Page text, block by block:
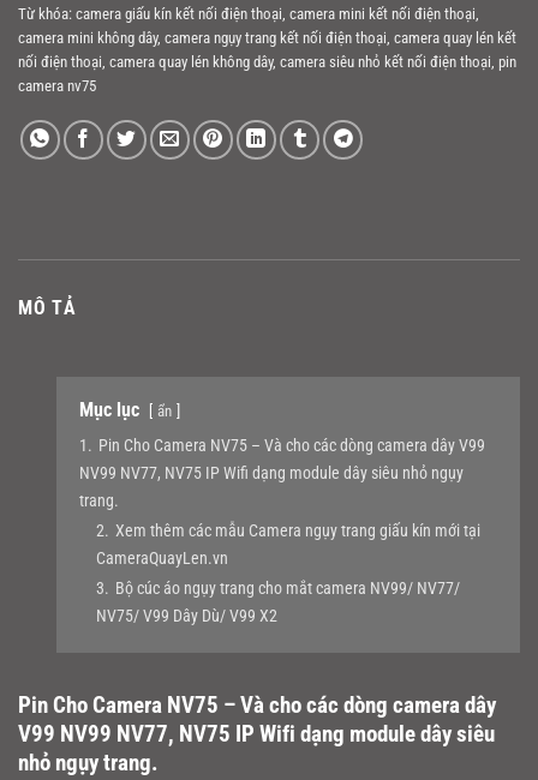
Từ khóa: camera giấu kín kết nối điện thoại camera mini kết nối điện thoại
camera mini không dây, camera ngụy trang kết nối điện thoại camera quay lén kết
nối điện thoại camera quay lén không dây, camera siêu nhỏ kết nối điện thoại pin
camera nv75
MÔ TẢ
Mục lục ẩn
1. Pin Cho Camera NV75 – Và cho các dòng camera dây V99
NV99 NV77, NV75 IP Wifi dạng module dây siêu nhỏ ngụy
trang.
2. Xem thêm các mẫu Camera ngụy trang giấu kín mới tại
CameraQuayLen.vn
3. Bộ cúc áo ngụy trang cho mắt camera NV99/ NV77/
NV75/ V99 Dây Dù/ V99 X2
Pin Cho Camera NV75 – Và cho các dòng camera dây
V99 NV99 NV77, NV75 IP Wifi dạng module dây siêu
nhỏ ngụy trang.